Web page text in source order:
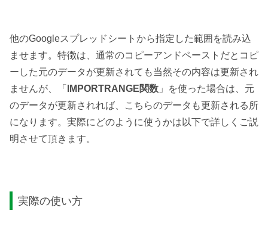
他のGoogleスプレッドシートから指定した範囲を読み込
ませます。特徴は、通常のコピーアンドペーストだとコピ
ーした元のデータが更新されても当然その内容は更新され
ませんが、「
IMPORTRANGE関数 」を使った場合は、元
のデータが更新されれば、こちらのデータも更新される所
になります。実際にどのように使うかは以下で詳しくご説
明させて頂きます。
実際の使い方